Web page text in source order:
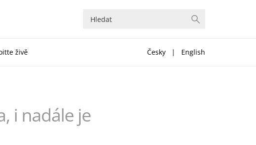
živě Česky | English
i nadále je